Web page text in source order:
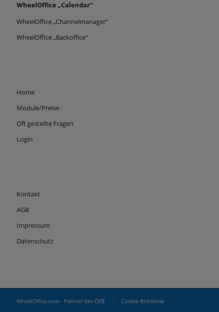
WheelOffice „Calendar“
WheelOffice „Channelmanager“
WheelOffice „Backoffice“
Home
Module/Preise
Oft gestellte Fragen
Login
Kontakt
AGB
Impressum
Datenschutz
WheelOffice.com - Partner des CVB- Cookie Richtlinie